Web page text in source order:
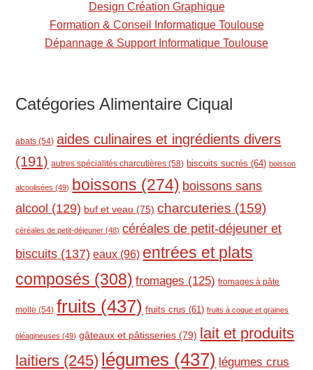
Design Création Graphique
Formation & Conseil Informatique Toulouse
Dépannage & Support Informatique Toulouse
Catégories Alimentaire Ciqual
abats (54) aides culinaires et ingrédients divers
(191) autres spécialités charcutières (58) biscuits sucrés (64) boisson
alcoolisées (49) boissons (274) boissons sans
alcool (129) buf et veau (75) charcuteries (159)
céréales de petit-déjeuner (48) céréales de petit-déjeuner et
biscuits (137) eaux (96) entrées et plats
composés (308) fromages (125) fromages à pâte
molle (54) fruits (437) fruits crus (61) fruits à coque et graines
oléagineuses (49) gâteaux et pâtisseries (79) lait et produits
laitiers (245) légumes (437) légumes crus